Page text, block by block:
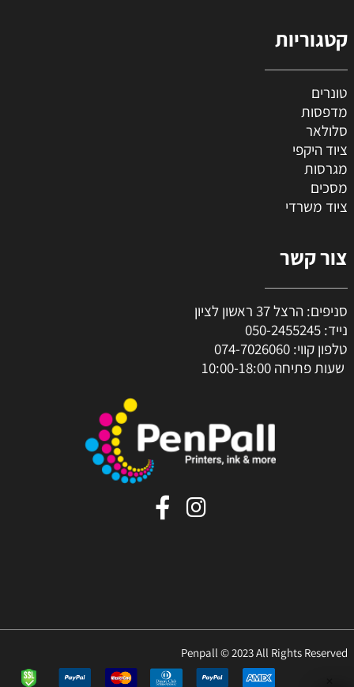
קטגוריות
טונרים
מדפסות
סלולאר
ציוד היקפי
מגרסות
מסכים
ציוד משרדי
צור קשר
סניפים: הרצל 37 ראשון לציון
נייד: 050-2455245
טלפון קווי: 074-7026060
שעות פתיחה 10:00-18:00
Penpall © 2023 All Rights Reserved